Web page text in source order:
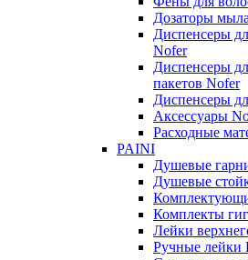
Дозаторы
Диспенсеры
Nofer
Диспенсеры
пакетов Nofer
Диспенсеры
Аксессуары
Расходные
PAINI
Душевые
Душевые
Комплекты
Лейки
Ручные лейки